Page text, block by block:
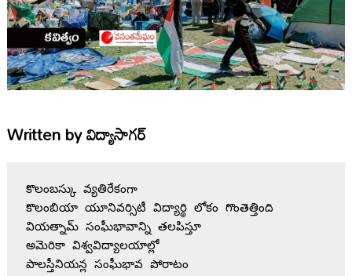
Written byవిద్యాసాగర్
కొలంబస్కు వ్యతిరేకంగా
కొలంబియా యూనివర్సిటీ విద్యార్థి లోకం గొంతెత్తింది
వియత్నామ్ సంఫీుభావాన్ని తలపిస్తూ
అమెరికా విశ్వవిద్యాలయాల్లో
పాలస్తీనియన్ల సంఫీుభావ పోరాటం